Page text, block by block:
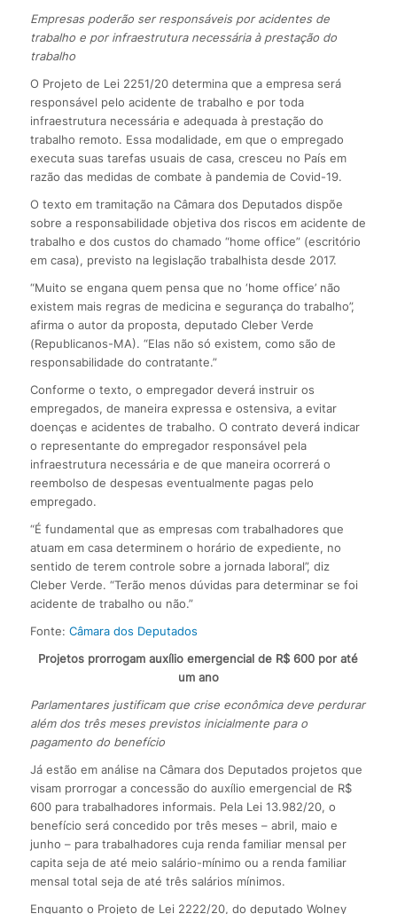
Empresas poderão ser responsáveis por acidentes de
trabalho e por infraestrutura necessária à prestação do
trabalho
O Projeto de Lei 2251/20 determina que a empresa será
responsável pelo acidente de trabalho e por toda
infraestrutura necessária e adequada à prestação do
trabalho remoto. Essa modalidade, em que o empregado
executa suas tarefas usuais de casa, cresceu no País em
razão das medidas de combate à pandemia de Covid-19.
O texto em tramitação na Câmara dos Deputados dispõe
sobre a responsabilidade objetiva dos riscos em acidente de
trabalho e dos custos do chamado “home office” (escritório
em casa), previsto na legislação trabalhista desde 2017.
“Muito se engana quem pensa que no ‘home office’ não
existem mais regras de medicina e segurança do trabalho”,
afirma o autor da proposta, deputado Cleber Verde
(Republicanos-MA). “Elas não só existem, como são de
responsabilidade do contratante.”
Conforme o texto, o empregador deverá instruir os
empregados, de maneira expressa e ostensiva, a evitar
doenças e acidentes de trabalho. O contrato deverá indicar
o representante do empregador responsável pela
infraestrutura necessária e de que maneira ocorrerá o
reembolso de despesas eventualmente pagas pelo
empregado.
“É fundamental que as empresas com trabalhadores que
atuam em casa determinem o horário de expediente, no
sentido de terem controle sobre a jornada laboral”, diz
Cleber Verde. “Terão menos dúvidas para determinar se foi
acidente de trabalho ou não.”
Fonte: Câmara dos Deputados
Projetos prorrogam auxílio emergencial de R$ 600 por até
um ano
Parlamentares justificam que crise econômica deve perdurar
além dos três meses previstos inicialmente para o
pagamento do benefício
Já estão em análise na Câmara dos Deputados projetos que
visam prorrogar a concessão do auxílio emergencial de R$
600 para trabalhadores informais. Pela Lei 13.982/20, o
benefício será concedido por três meses – abril, maio e
junho – para trabalhadores cuja renda familiar mensal per
capita seja de até meio salário-mínimo ou a renda familiar
mensal total seja de até três salários mínimos.
Enquanto o Projeto de Lei 2222/20, do deputado Wolney